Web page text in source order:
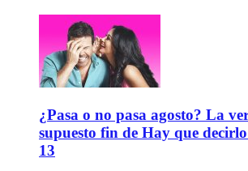
¿Pasa o no pasa agosto? La
supuesto fin de Hay que
13